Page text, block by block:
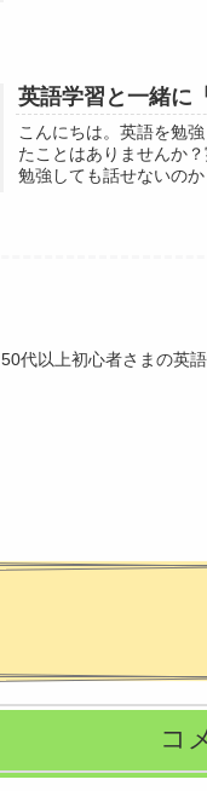
英語学習と一緒に
こんにちは。英語を勉
たことはありませんか
勉強しても話せないの
50代以上初心者さまの英
コ